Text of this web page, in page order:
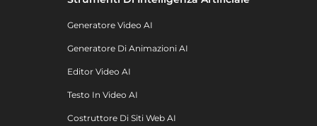
Generatore Video AI
Generatore Di Animazioni AI
Editor Video AI
Testo In Video AI
Costruttore Di Siti Web AI